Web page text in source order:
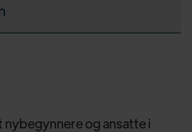
og ansatte i